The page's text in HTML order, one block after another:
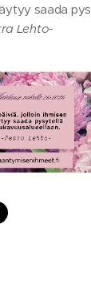
saada
Lehto-